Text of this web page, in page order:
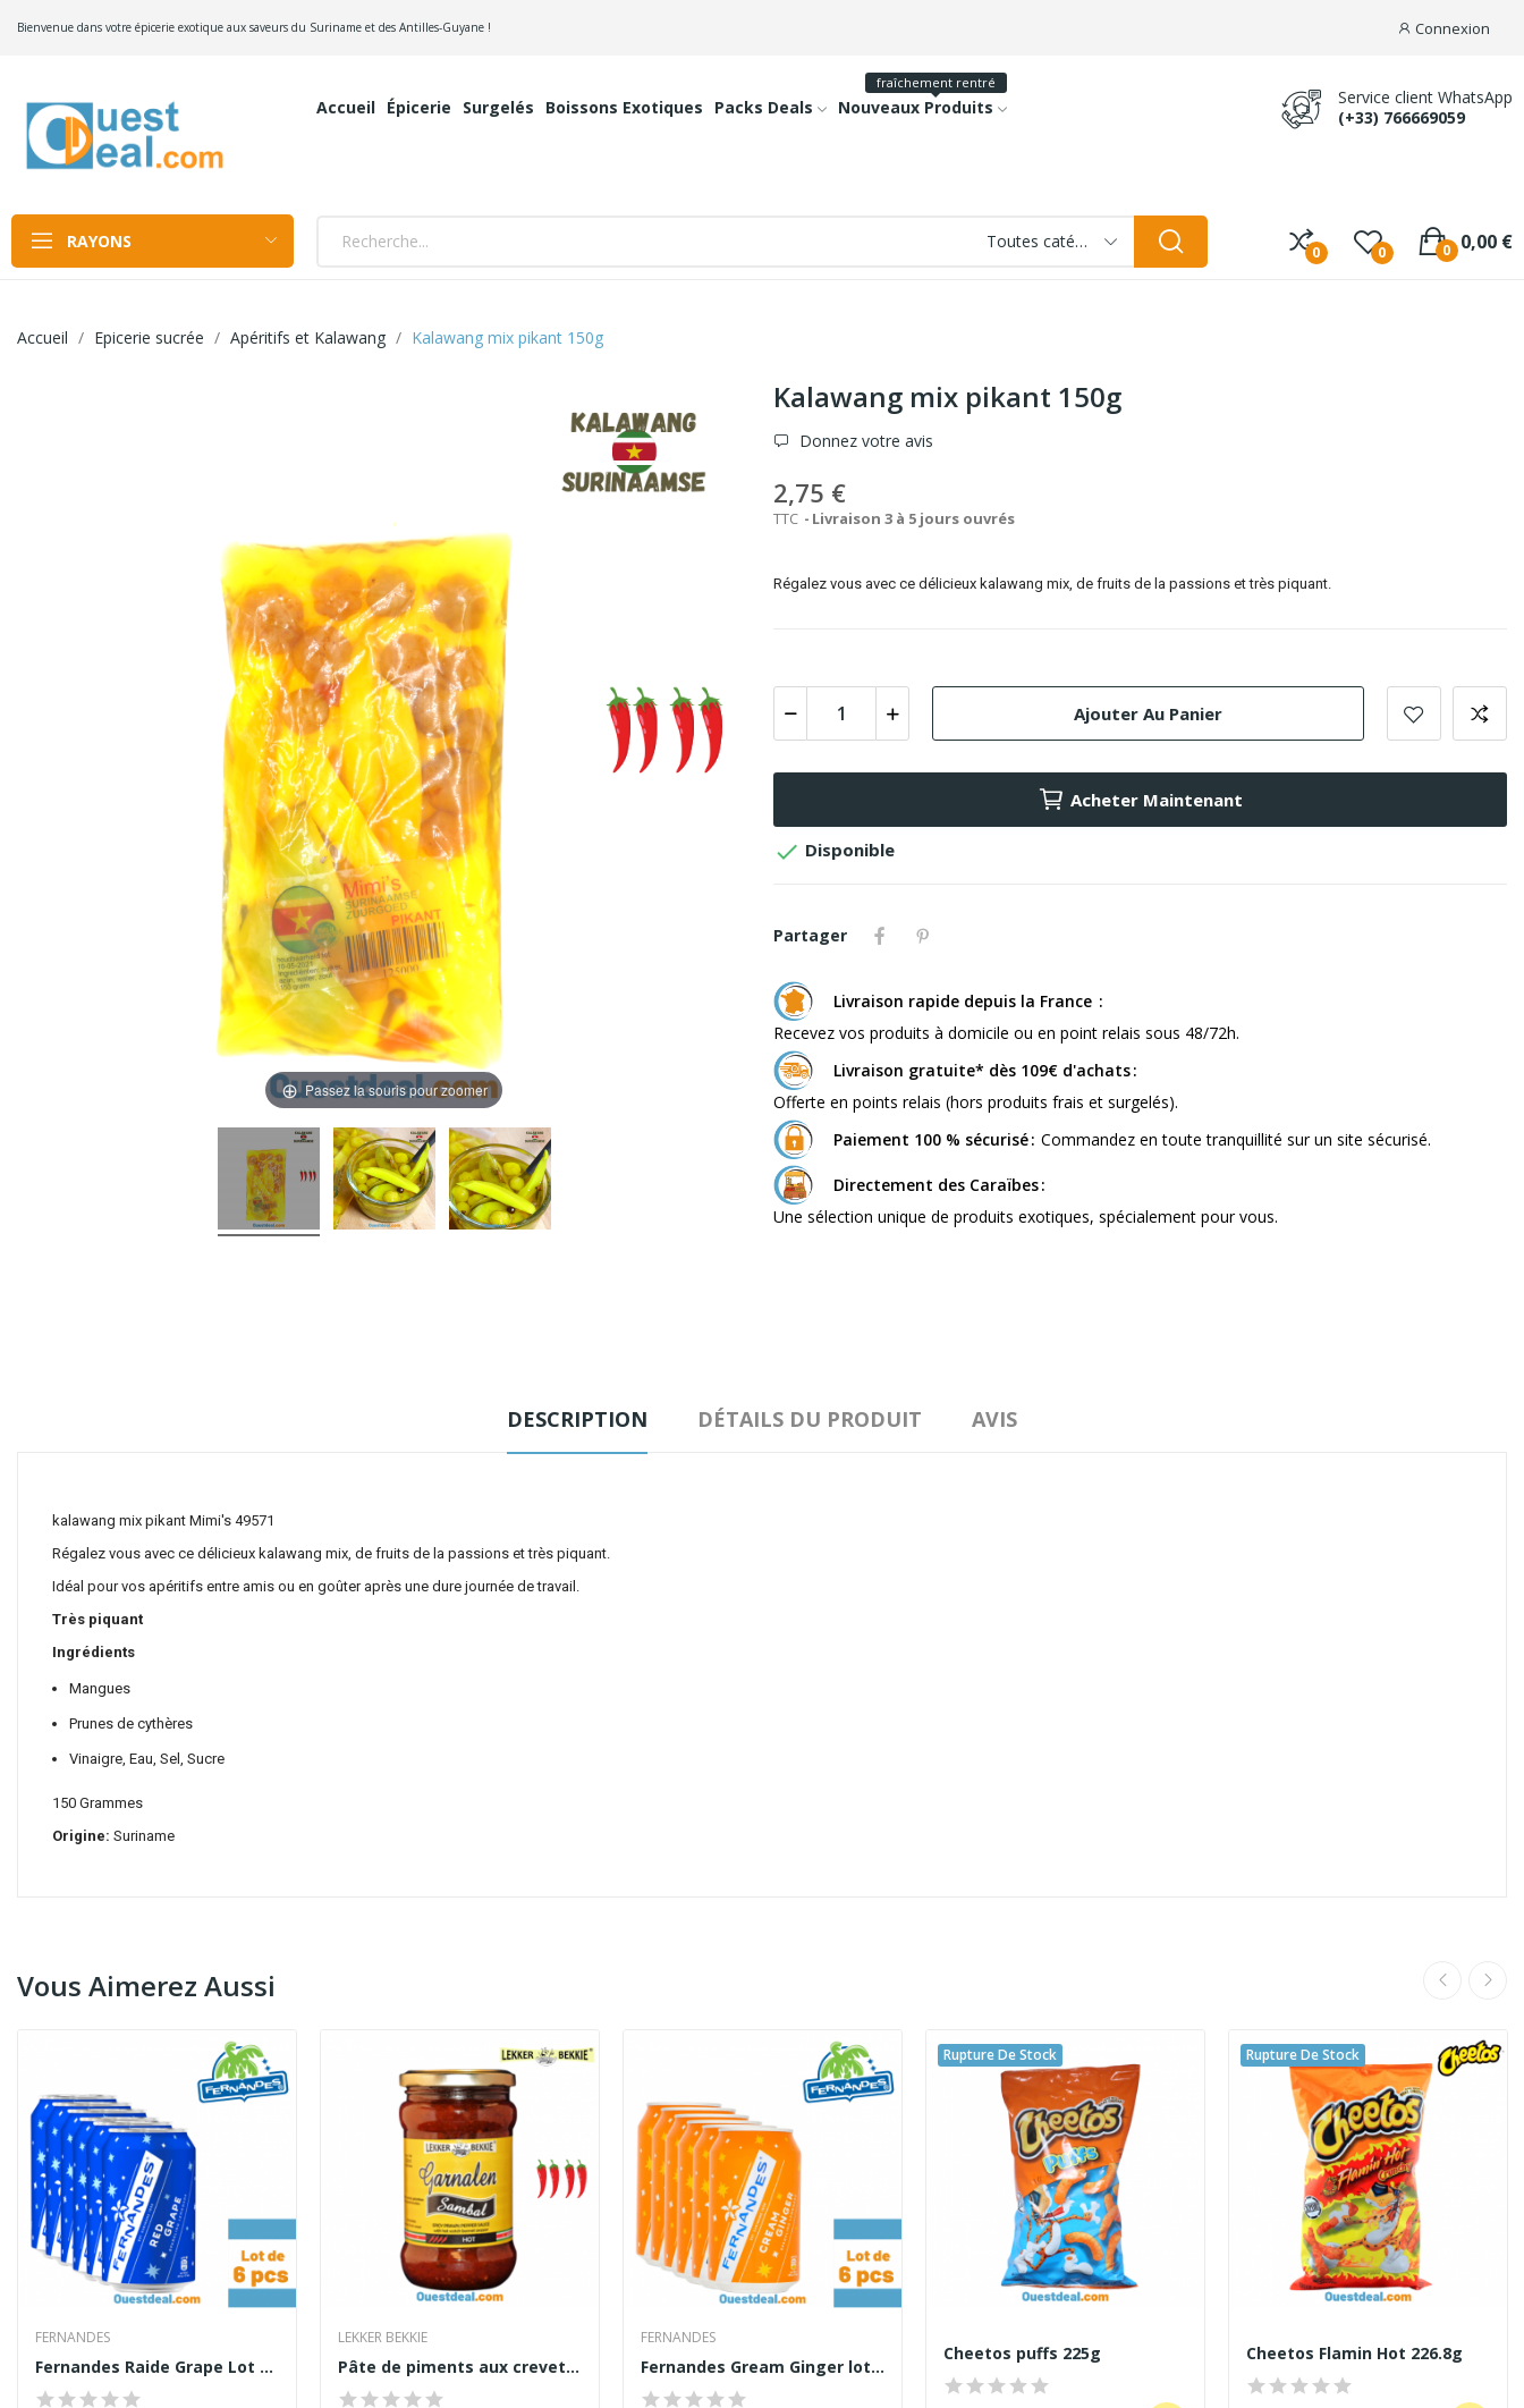
Bienvenue dans votre épicerie exotique aux saveurs du Suriname et des Antilles-Guyane ! Connexion
Accueil Épicerie Surgelés Boissons Exotiques Packs Deals Nouveaux Produits
fraîchement rentré
Service client WhatsApp
(+33) 766669059
RAYONS Toutes catégories 0 0 0,00 €
0
Accueil Epicerie sucrée Apéritifs et Kalawang Kalawang mix pikant 150g
Passez la souris pour zoomer
Kalawang mix pikant 150g
Donnez votre avis
2,75 €
TTC Livraison 3 à 5 jours ouvrés
Régalez vous avec ce délicieux kalawang mix, de fruits de la passions et très piquant.
Ajouter Au Panier
Acheter Maintenant
 Disponible
Partager
Livraison rapide depuis la France
Recevez vos produits à domicile ou en point relais sous 48/72h.
Livraison gratuite* dès 109€ d'achats
Offerte en points relais (hors produits frais et surgelés).
Paiement 100 % sécurisé Commandez en toute tranquillité sur un site sécurisé.
Directement des Caraïbes
Une sélection unique de produits exotiques, spécialement pour vous.
DESCRIPTION DÉTAILS DU PRODUIT AVIS
kalawang mix pikant Mimi's 49571
Régalez vous avec ce délicieux kalawang mix, de fruits de la passions et très piquant.
Idéal pour vos apéritifs entre amis ou en goûter après une dure journée de travail.
Très piquant
Ingrédients
Mangues
Prunes de cythères
Vinaigre, Eau, Sel, Sucre
150 Grammes
Origine: Suriname
Vous Aimerez Aussi
FERNANDES
Fernandes Raide Grape Lot de 6 pcs
LEKKER BEKKIE
Pâte de piments aux crevettes
FERNANDES
Fernandes Gream Ginger lot 6 pcs
Rupture De Stock
Cheetos puffs 225g
Rupture De Stock
Cheetos Flamin Hot 226.8g